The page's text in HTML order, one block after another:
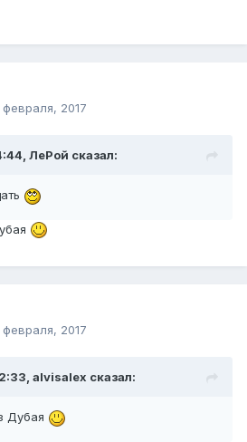
февраля, 2017
ЛеРой сказал:
февраля, 2017
alvisalex сказал:
Дубая